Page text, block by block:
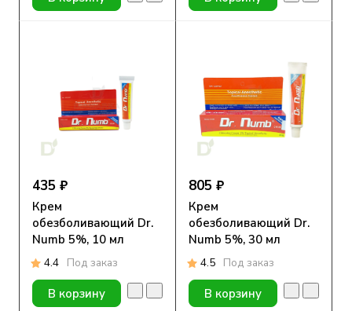
435 ₽
Крем
обезболивающий Dr.
Numb 5%, 10 мл
4.4 Под заказ
В корзину
805 ₽
Крем
обезболивающий Dr.
Numb 5%, 30 мл
4.5 Под заказ
В корзину